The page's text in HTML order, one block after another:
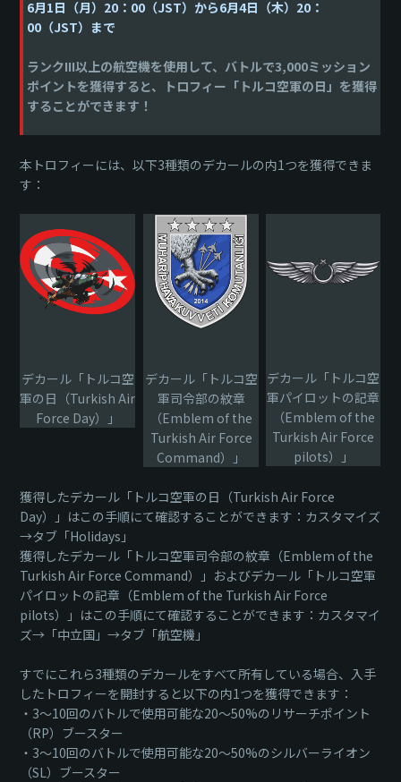
6月1日（月）20：00（JST）から6月4日（木）20：
00（JST）まで
ランクIII以上の航空機を使用して、バトルで3,000ミッション
ポイントを獲得すると、トロフィー「トルコ空軍の日」を獲得
することができます！
本トロフィーには、以下3種類のデカールの内1つを獲得できま
す：
デカール「トルコ空
軍の日（Turkish Air
Force Day）」
デカール「トルコ空
軍司令部の紋章
（Emblem of the
Turkish Air Force
Command）」
デカール「トルコ空
軍パイロットの記章
（Emblem of the
Turkish Air Force
pilots）」
獲得したデカール「トルコ空軍の日（Turkish Air Force
Day）」はこの手順にて確認することができます：カスタマイズ
→タブ「Holidays」
獲得したデカール「トルコ空軍司令部の紋章（Emblem of the
Turkish Air Force Command）」およびデカール「トルコ空軍
パイロットの記章（Emblem of the Turkish Air Force
pilots）」はこの手順にて確認することができます：カスタマイ
ズ→「中立国」→タブ「航空機」
すでにこれら3種類のデカールをすべて所有している場合、入手
したトロフィーを開封すると以下の内1つを獲得できます：
・3～10回のバトルで使用可能な20～50%のリサーチポイント
（RP）ブースター
・3～10回のバトルで使用可能な20～50%のシルバーライオン
（SL）ブースター